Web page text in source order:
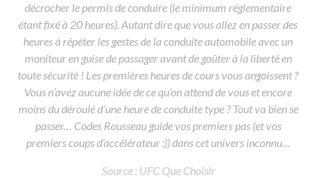
Devenir enseignant de la conduite
décrocher le permis de conduire (le minimum réglementaire
étant fixé à 20 heures). Autant dire que vous allez en passer des
heures à répéter les gestes de la conduite automobile avec un
moniteur en guise de passager avant de goûter à la liberté en
toute sécurité ! Les premières heures de cours vous angoissent ?
Vous n’avez aucune idée de ce qu’on attend de vous et encore
moins du déroulé d’une heure de conduite type ? Tout va bien se
passer… Codes Rousseau guide vos premiers pas (et vos
premiers coups d‘accélérateur ;)) dans cet univers inconnu…
Source : UFC Que Choisir